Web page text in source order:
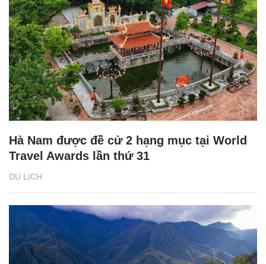
DU LỊCH
Hà Nam được đề cử 2 hạng mục tại World
Travel Awards lần thứ 31